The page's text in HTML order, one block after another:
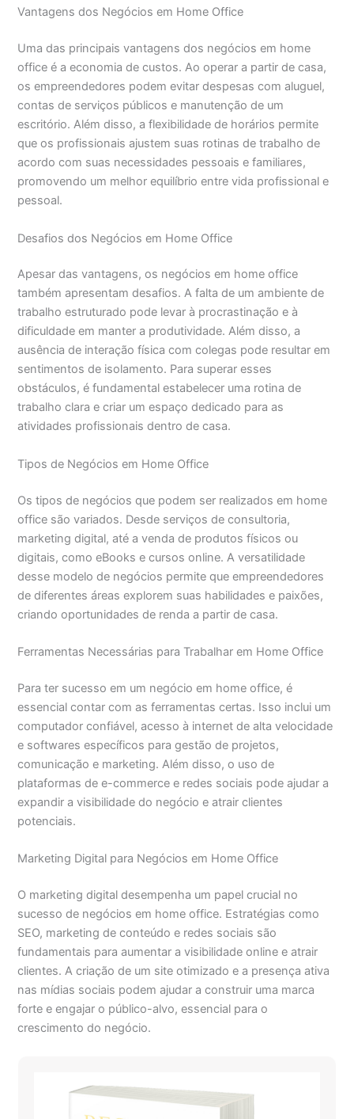
Vantagens dos Negócios em Home Office
Uma das principais vantagens dos negócios em home
office é a economia de custos. Ao operar a partir de casa,
os empreendedores podem evitar despesas com aluguel,
contas de serviços públicos e manutenção de um
escritório. Além disso, a flexibilidade de horários permite
que os profissionais ajustem suas rotinas de trabalho de
acordo com suas necessidades pessoais e familiares,
promovendo um melhor equilíbrio entre vida profissional e
pessoal.
Desafios dos Negócios em Home Office
Apesar das vantagens, os negócios em home office
também apresentam desafios. A falta de um ambiente de
trabalho estruturado pode levar à procrastinação e à
dificuldade em manter a produtividade. Além disso, a
ausência de interação física com colegas pode resultar em
sentimentos de isolamento. Para superar esses
obstáculos, é fundamental estabelecer uma rotina de
trabalho clara e criar um espaço dedicado para as
atividades profissionais dentro de casa.
Tipos de Negócios em Home Office
Os tipos de negócios que podem ser realizados em home
office são variados. Desde serviços de consultoria,
marketing digital, até a venda de produtos físicos ou
digitais, como eBooks e cursos online. A versatilidade
desse modelo de negócios permite que empreendedores
de diferentes áreas explorem suas habilidades e paixões,
criando oportunidades de renda a partir de casa.
Ferramentas Necessárias para Trabalhar em Home Office
Para ter sucesso em um negócio em home office, é
essencial contar com as ferramentas certas. Isso inclui um
computador confiável, acesso à internet de alta velocidade
e softwares específicos para gestão de projetos,
comunicação e marketing. Além disso, o uso de
plataformas de e-commerce e redes sociais pode ajudar a
expandir a visibilidade do negócio e atrair clientes
potenciais.
Marketing Digital para Negócios em Home Office
O marketing digital desempenha um papel crucial no
sucesso de negócios em home office. Estratégias como
SEO, marketing de conteúdo e redes sociais são
fundamentais para aumentar a visibilidade online e atrair
clientes. A criação de um site otimizado e a presença ativa
nas mídias sociais podem ajudar a construir uma marca
forte e engajar o público-alvo, essencial para o
crescimento do negócio.